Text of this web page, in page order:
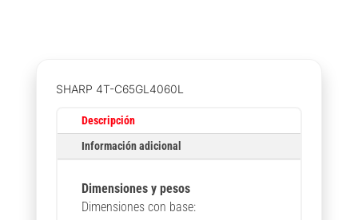
SHARP 4T-C65GL4060L
Descripción
Información adicional
Dimensiones y pesos
Dimensiones con base: